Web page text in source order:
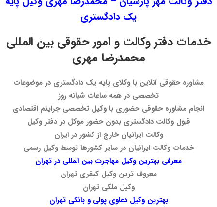
یک دادگستری
خدمات دفتر وکالت و امور حقوقی بین المللی
محمدرضا مهری
مشاوره حقوقی آنلاین با وکلای پایه یک دادگستری در موضوعات
تخصصی در همه ساعات شبانه روز
انجام مشاوره حقوقی حضوری با وکیل تخصصی جرایئم اقتصادی
قبول وکالت دادگستری بدون حضور موکل در دفتر وکیل
وکالت ایرانیان خارج از کشور در ایران
خدمات وکالت ایرانیان در سایر کشورها توسط وکیل رسمی
معرفی بهترین وکیل مهاجرت بین المللی در تهران
معروف ترین وکیل کیفری تهران
وکیل ملکی تهران
بهترین وکیل دعاوی پولی و بانکی تهران